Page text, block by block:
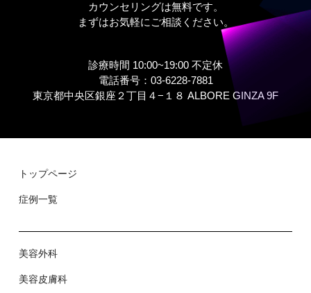
カウンセリングは無料です。
まずはお気軽にご相談ください。
診療時間 10:00~19:00 不定休
電話番号：03-6228-7881
東京都中央区銀座２丁⽬４−１８ ALBORE GINZA 9F
トップページ
症例⼀覧
美容外科
美容⽪膚科